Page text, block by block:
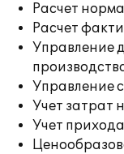
Расчет
Расчет
Управление
Управление
Учет затрат
Учет